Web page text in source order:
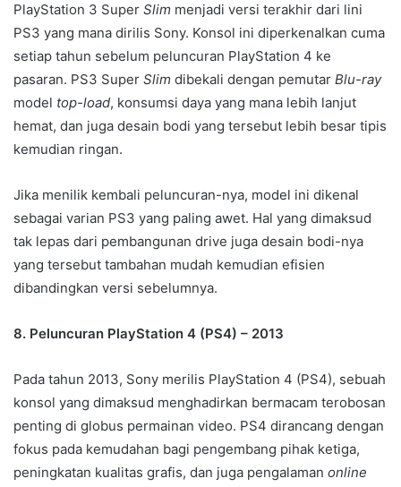
PlayStation 3 Super Slim menjadi versi terakhir dari lini
PS3 yang mana dirilis Sony. Konsol ini diperkenalkan cuma
setiap tahun sebelum peluncuran PlayStation 4 ke
pasaran. PS3 Super Slim dibekali dengan pemutar Blu-ray
model top-load, konsumsi daya yang mana lebih lanjut
hemat, dan juga desain bodi yang tersebut lebih besar tipis
kemudian ringan.
Jika menilik kembali peluncuran-nya, model ini dikenal
sebagai varian PS3 yang paling awet. Hal yang dimaksud
tak lepas dari pembangunan drive juga desain bodi-nya
yang tersebut tambahan mudah kemudian efisien
dibandingkan versi sebelumnya.
8. Peluncuran PlayStation 4 (PS4) – 2013
Pada tahun 2013, Sony merilis PlayStation 4 (PS4), sebuah
konsol yang dimaksud menghadirkan bermacam terobosan
penting di globus permainan video. PS4 dirancang dengan
fokus pada kemudahan bagi pengembang pihak ketiga,
peningkatan kualitas grafis, dan juga pengalaman online